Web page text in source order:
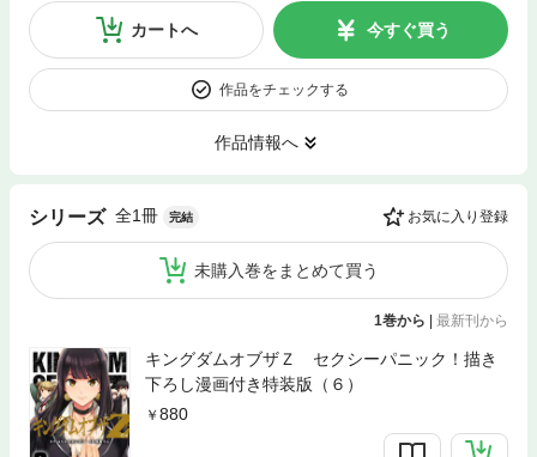
カートへ 今すぐ買う
作品をチェックする
作品情報へ
シリーズ 全1冊 完結 お気に入り登録
未購入巻をまとめて買う
1巻から | 最新刊から
キングダムオブザＺ セクシーパニック！描き
下ろし漫画付き特装版（６）
880